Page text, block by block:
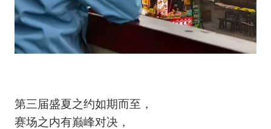
第三届盛夏之约如期而至，
赛场之内有巅峰对决，